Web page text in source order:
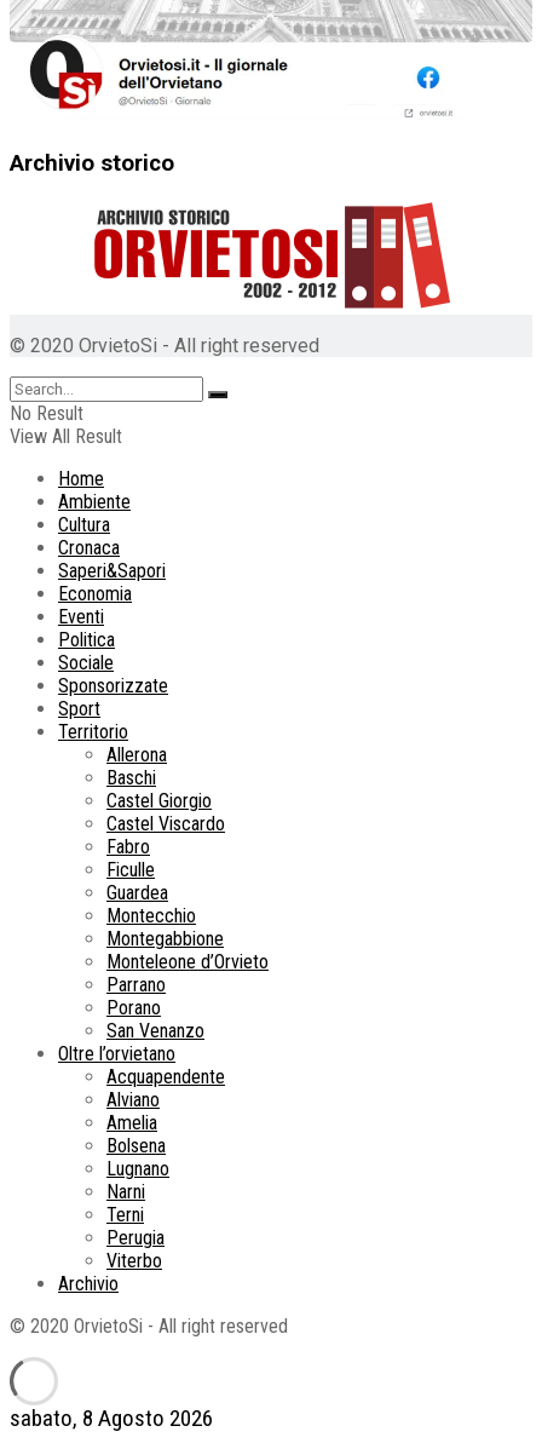
sabato, 8 Agosto 2026
Archivio storico
© 2020 OrvietoSi - All right reserved
No Result
View All Result
Home
Ambiente
Cultura
Cronaca
Saperi&Sapori
Economia
Eventi
Politica
Sociale
Sponsorizzate
Sport
Territorio
Allerona
Baschi
Castel Giorgio
Castel Viscardo
Fabro
Ficulle
Guardea
Montecchio
Montegabbione
Monteleone d’Orvieto
Parrano
Porano
San Venanzo
Oltre l’orvietano
Acquapendente
Alviano
Amelia
Bolsena
Lugnano
Narni
Terni
Perugia
Viterbo
Archivio
© 2020 OrvietoSi - All right reserved